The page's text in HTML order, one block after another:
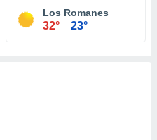
Los Romanes
32° 23°